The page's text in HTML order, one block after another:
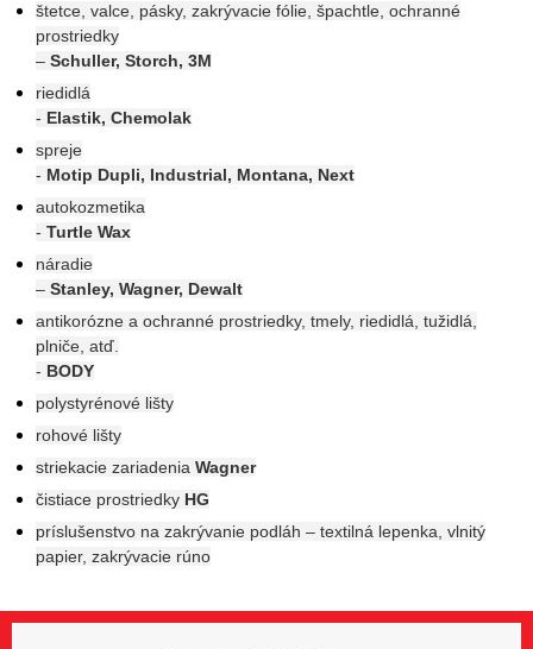
štetce, valce, pásky, zakrývacie fólie, špachtle, ochranné
prostriedky
– Schuller, Storch, 3M
riedidlá
- Elastik, Chemolak
spreje
- Motip Dupli, Industrial, Montana, Next
autokozmetika
- Turtle Wax
náradie
– Stanley, Wagner, Dewalt
antikorózne a ochranné prostriedky, tmely, riedidlá, tužidlá,
plniče, atď.
- BODY
polystyrénové lišty
rohové lišty
striekacie zariadenia Wagner
čistiace prostriedky HG
príslušenstvo na zakrývanie podláh – textilná lepenka, vlnitý
papier, zakrývacie rúno